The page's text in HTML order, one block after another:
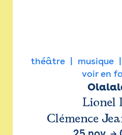
théâtre musique
voir en
Lionel
Clémence